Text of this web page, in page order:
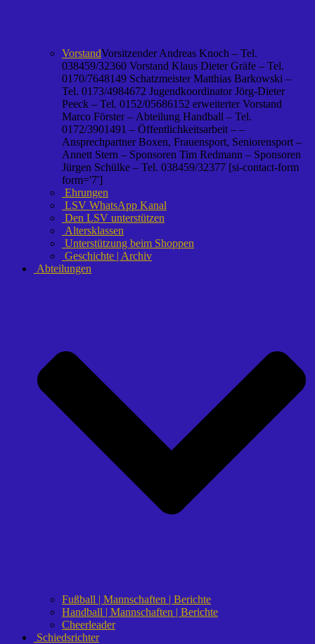
VorstandVorsitzender Andreas Knoch – Tel.
038459/32360 Vorstand Klaus Dieter Gräfe – Tel.
0170/7648149 Schatzmeister Matthias Barkowski –
Tel. 0173/4984672 Jugendkoordinator Jörg-Dieter
Peeck – Tel. 0152/05686152 erweiterter Vorstand
Marco Förster – Abteilung Handball – Tel.
0172/3901491 – Öffentlichkeitsarbeit – –
Ansprechpartner Boxen, Frauensport, Seniorensport –
Annett Stern – Sponsoren Tim Redmann – Sponsoren
Jürgen Schülke – Tel. 038459/32377 [si-contact-form
form='7']
Ehrungen
LSV WhatsApp Kanal
Den LSV unterstützen
Altersklassen
Unterstützung beim Shoppen
Geschichte | Archiv
Abteilungen
Fußball | Mannschaften | Berichte
Handball | Mannschaften | Berichte
Cheerleader
Schiedsrichter